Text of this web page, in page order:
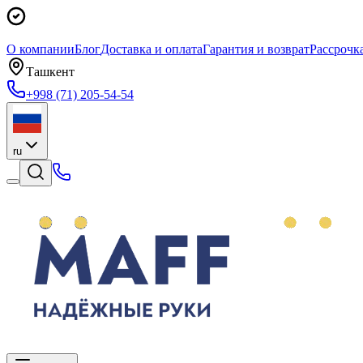
О компанииБлогДоставка и оплатаГарантия и возврат
Ташкент
+998 (71) 205-54-54
ru